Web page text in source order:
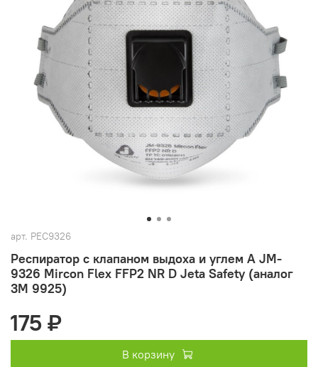
арт. РЕС9326
Респиратор с клапаном выдоха и углем А JM-
9326 Mircon Flex FFP2 NR D Jeta Safety (аналог
3М 9925)
175 ₽
В корзину